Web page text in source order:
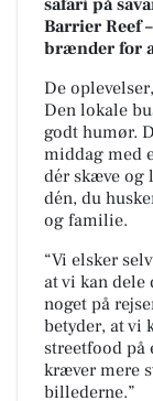
safari på
Barrier Reef
brænder for
De
Den lokale
godt humør.
middag med
dér skæve og
dén, du
og familie.
“Vi elsker
at vi kan dele
noget på
betyder, at vi
streetfood på
kræver mere
billederne.”